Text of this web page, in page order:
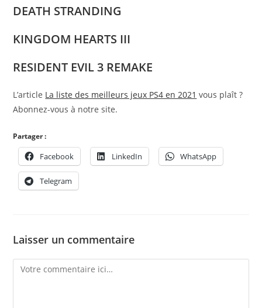
DEATH STRANDING
KINGDOM HEARTS III
RESIDENT EVIL 3 REMAKE
L’article La liste des meilleurs jeux PS4 en 2021 vous plaît ?
Abonnez-vous à notre site.
Partager :
Facebook LinkedIn WhatsApp
Telegram
Laisser un commentaire
Comment